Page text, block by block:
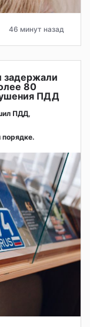
46 минут назад
задержали
80
ПДД
ПДД,
порядке.